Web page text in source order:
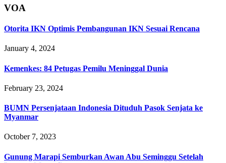
VOA
Otorita IKN Optimis Pembangunan IKN Sesuai Rencana
January 4, 2024
Kemenkes: 84 Petugas Pemilu Meninggal Dunia
February 23, 2024
BUMN Persenjataan Indonesia Dituduh Pasok Senjata ke
Myanmar
October 7, 2023
Gunung Marapi Semburkan Awan Abu Seminggu Setelah